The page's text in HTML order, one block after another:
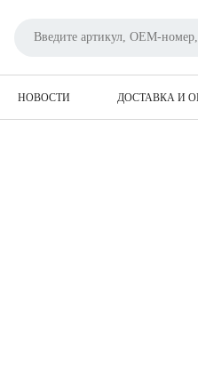
НОВОСТИ ДОСТАВКА И